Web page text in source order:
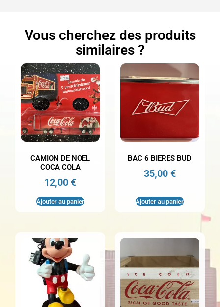
Vous cherchez des produits
similaires ?
CAMION DE NOEL
COCA COLA
12,00€
Ajouter au panier
BAC 6 BIERES BUD
35,00 €
Ajouter au panier